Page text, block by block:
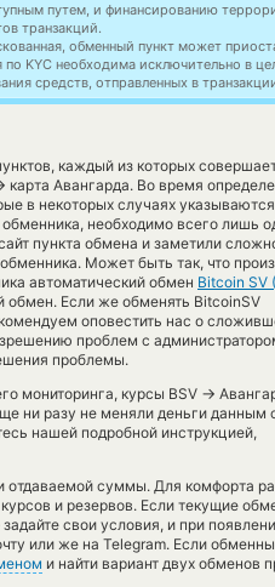
путем, и финансированию
транзакций.
обменный пункт может
KYC необходима исключительно в
средств, отправленных в
каждый из которых
карта Авангарда. Во время
в некоторых случаях
необходимо всего лишь
пункта обмена и заметили
Может быть так, что
автоматический обмен Bitcoin SV
обмен. Если же обменять BitcoinSV
оповестить нас о
проблем с
проблемы.
мониторинга, курсы BSV →
ни разу не меняли деньги данным
нашей подробной инструкцией,
отдаваемой суммы. Для комфорта
курсов и резервов. Если текущие
задайте свои условия, и при
или же на Telegram. Если
и найти вариант двух обменов